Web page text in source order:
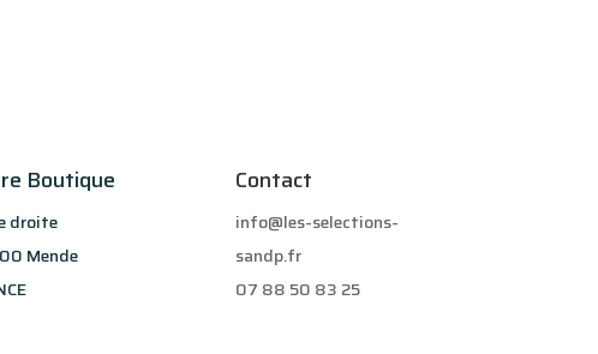
Boutique
droite
Mende
Contact
info@les-selections-
sandp.fr
07 88 50 83 25